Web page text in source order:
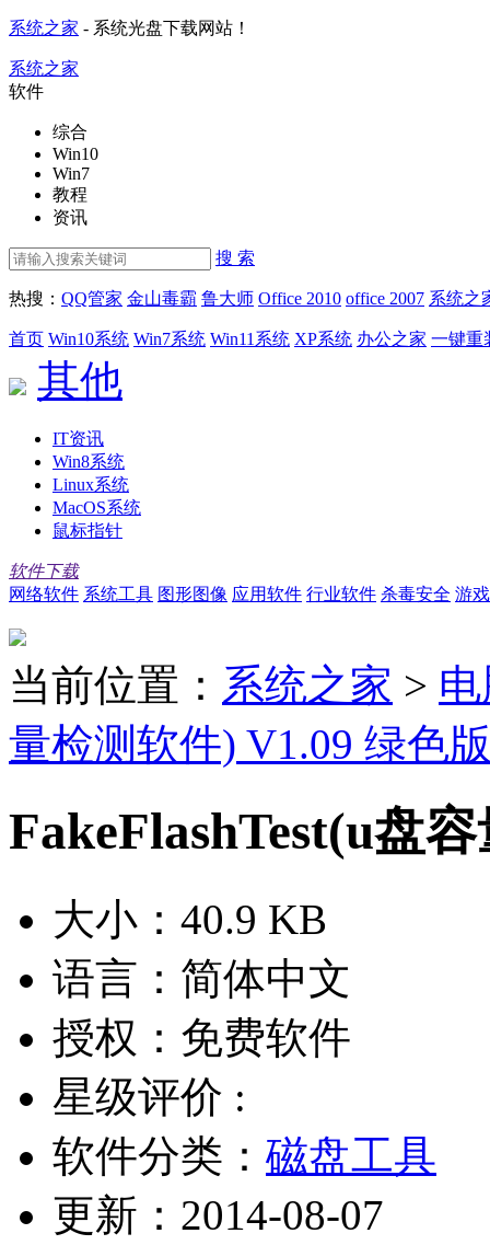
系统之家 - 系统光盘下载网站！
系统之家
软件
综合
Win10
Win7
教程
资讯
搜 索
热搜： QQ管家 金山毒霸 鲁大师 Office 2010 office 2007 系统之
首页 Win10系统 Win7系统 Win11系统 XP系统 办公之家 一键重
其他
IT资讯
Win8系统
Linux系统
MacOS系统
鼠标指针
软件下载
网络软件 系统工具 图形图像 应用软件 行业软件 杀毒安全 游
当前位置： 系统之家 >
量检测软件) V1.09 绿色
FakeFlashTest(u盘
大小： 40.9 KB
语言： 简体中文
授权： 免费软件
星级评价 :
软件分类： 磁盘工具
更新： 2014-08-07